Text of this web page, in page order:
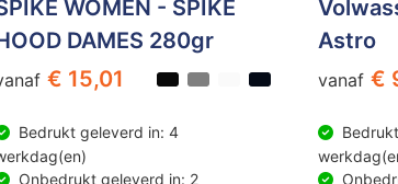
WOMEN - SPIKE
DAMES 280gr
€ 15,01
Bedrukt geleverd in: 4
Onbedrukt geleverd in: 2
Astro
vanaf €